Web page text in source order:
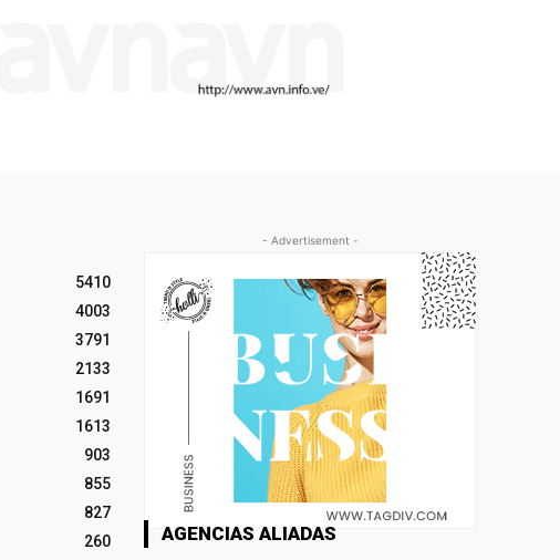
5410
4003
3791
2133
1691
1613
903
855
827
260
- Advertisement -
AGENCIAS ALIADAS